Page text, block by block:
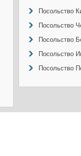
Посольство
Посольство
Посольство
Посольство
Посольство